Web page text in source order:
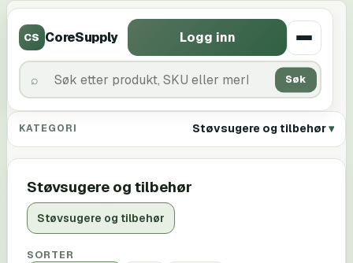
CS CoreSupply
Søk
Logg inn
KATEGORI Støvsugere og tilbehør
Støvsugere og tilbehør
Støvsugere og tilbehør
SORTER